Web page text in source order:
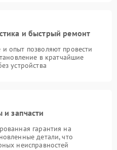
и быстрый ремонт
опыт позволяют провести
в кратчайшие
устройства
и запчасти
гарантия на
детали, что
неисправностей